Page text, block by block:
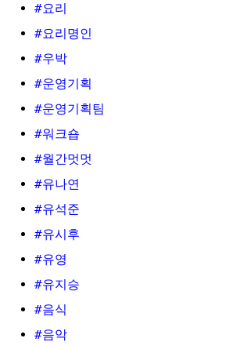
#요리
#요리명인
#우박
#운영기획
#운영기획팀
#워크숍
#월간멋멋
#유나연
#유석준
#유시후
#유영
#유지승
#음식
#음악